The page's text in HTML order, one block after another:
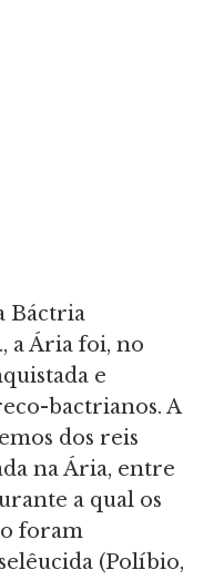
Báctria
a Ária foi, no
e
bactrianos. A
dos reis
na Ária, entre
a qual os
foram
(Políbio,